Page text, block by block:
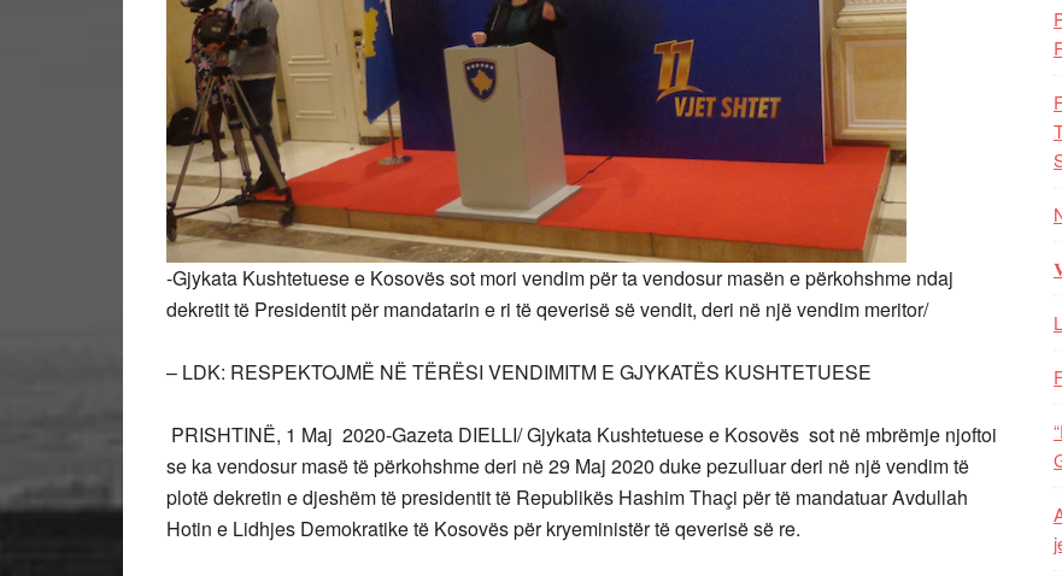
-Gjykata Kushtetuese e Kosovës sot mori vendim për ta vendosur masën e përkohshme ndaj
dekretit të Presidentit për mandatarin e ri të qeverisë së vendit, deri në një vendim meritor/
– LDK: RESPEKTOJMË NË TËRËSI VENDIMITM E GJYKATËS KUSHTETUESE
PRISHTINË, 1 Maj 2020-Gazeta DIELLI/ Gjykata Kushtetuese e Kosovës sot në mbrëmje njoftoi
se ka vendosur masë të përkohshme deri në 29 Maj 2020 duke pezulluar deri në një vendim të
plotë dekretin e djeshëm të presidentit të Republikës Hashim Thaçi për të mandatuar Avdullah
Hotin e Lidhjes Demokratike të Kosovës për kryeministër të qeverisë së re.